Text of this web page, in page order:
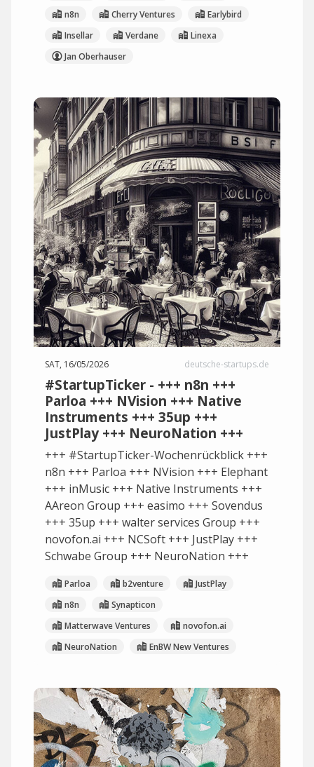
n8n
Cherry Ventures
Earlybird
Insellar
Verdane
Linexa
Jan Oberhauser
SAT, 16/05/2026 deutsche-startups.de
#StartupTicker - +++ n8n +++
Parloa +++ NVision +++ Native
Instruments +++ 35up +++
JustPlay +++ NeuroNation +++
+++ #StartupTicker-Wochenrückblick +++
n8n +++ Parloa +++ NVision +++ Elephant
+++ inMusic +++ Native Instruments +++
AAreon Group +++ easimo +++ Sovendus
+++ 35up +++ walter services Group +++
novofon.ai +++ NCSoft +++ JustPlay +++
Schwabe Group +++ NeuroNation +++
Parloa b2venture
JustPlay
n8n
Synapticon
Matterwave Ventures
novofon.ai
NeuroNation
EnBW New Ventures